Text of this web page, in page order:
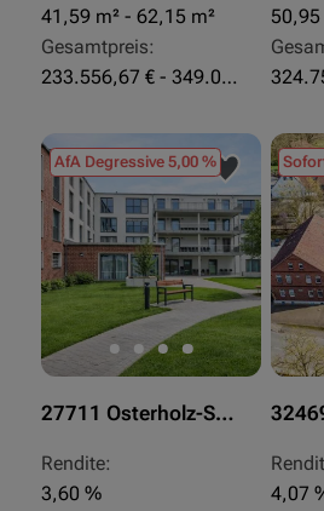
41,59 m² - 62,15 m²
Gesamtpreis:
233.556,67 € - 349.016,67 €
50,95
AfA Degressive 5,00 %
27711 Osterholz-Scharmbeck
Rendite:
3,60 %
4,07